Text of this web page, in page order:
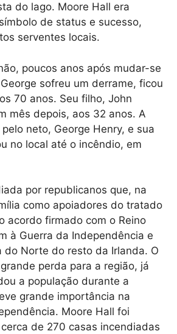
do lago. Moore Hall era
de status e sucesso,
serventes locais.
poucos anos após mudar-se
sofreu um derrame, ficou
70 anos. Seu filho, John
mês depois, aos 32 anos. A
neto, George Henry, e sua
no local até o incêndio, em
por republicanos que, na
como apoiadores do tratado
acordo firmado com o Reino
à Guerra da Independência e
do Norte do resto da Irlanda. O
perda para a região, já
a população durante a
grande importância na
Moore Hall foi
de 270 casas incendiadas